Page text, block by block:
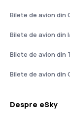
Bilete de avion din
Bilete de avion din
Bilete de avion din
Bilete de avion din
Despre eSky